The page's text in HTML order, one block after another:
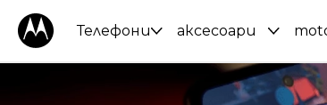
Телефони аксесоари